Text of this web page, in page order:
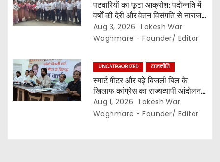
पटवारियों का फूटा आक्रोश: पदोन्नति में
वर्षों की देरी और वेतन विसंगति से नाराज,,
संघ ने कलेक्टर से की तत्काल कार्रवाई की
मांग…
Aug 3, 2026
Lokesh War
Waghmare - Founder/ Editor
UNCATEGORIZED राजनीति
स्मार्ट मीटर और बढ़े बिजली बिल के
खिलाफ कांग्रेस का राज्यव्यापी आंदोलन,,
2 अगस्त से घर-घर अभियान,, दाम घटाने
और 400 यूनिट हाफ योजना बहाल करने
Aug 1, 2026
Lokesh War
Waghmare - Founder/ Editor